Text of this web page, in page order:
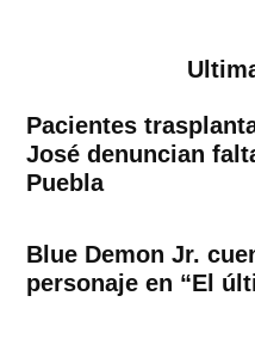
Pacientes
José denuncian
Puebla
Blue Demon Jr.
personaje en “El